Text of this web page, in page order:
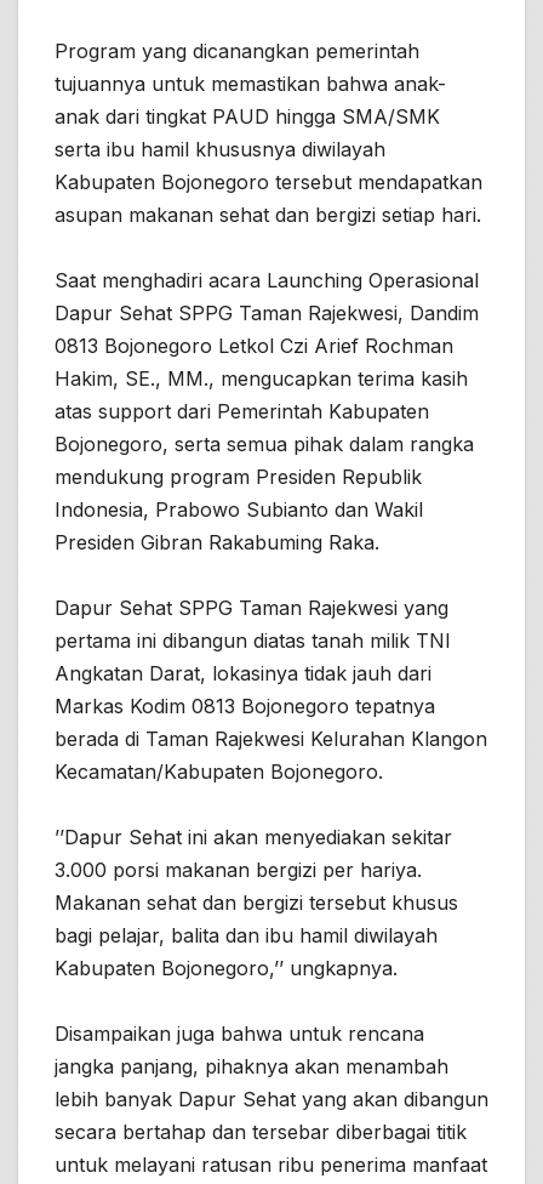
Program yang dicanangkan pemerintah
tujuannya untuk memastikan bahwa anak-
anak dari tingkat PAUD hingga SMA/SMK
serta ibu hamil khususnya diwilayah
Kabupaten Bojonegoro tersebut mendapatkan
asupan makanan sehat dan bergizi setiap hari.
Saat menghadiri acara Launching Operasional
Dapur Sehat SPPG Taman Rajekwesi, Dandim
0813 Bojonegoro Letkol Czi Arief Rochman
Hakim, SE., MM., mengucapkan terima kasih
atas support dari Pemerintah Kabupaten
Bojonegoro, serta semua pihak dalam rangka
mendukung program Presiden Republik
Indonesia, Prabowo Subianto dan Wakil
Presiden Gibran Rakabuming Raka.
Dapur Sehat SPPG Taman Rajekwesi yang
pertama ini dibangun diatas tanah milik TNI
Angkatan Darat, lokasinya tidak jauh dari
Markas Kodim 0813 Bojonegoro tepatnya
berada di Taman Rajekwesi Kelurahan Klangon
Kecamatan/Kabupaten Bojonegoro.
’’Dapur Sehat ini akan menyediakan sekitar
3.000 porsi makanan bergizi per hariya.
Makanan sehat dan bergizi tersebut khusus
bagi pelajar, balita dan ibu hamil diwilayah
Kabupaten Bojonegoro,’’ ungkapnya.
Disampaikan juga bahwa untuk rencana
jangka panjang, pihaknya akan menambah
lebih banyak Dapur Sehat yang akan dibangun
secara bertahap dan tersebar diberbagai titik
untuk melayani ratusan ribu penerima manfaat